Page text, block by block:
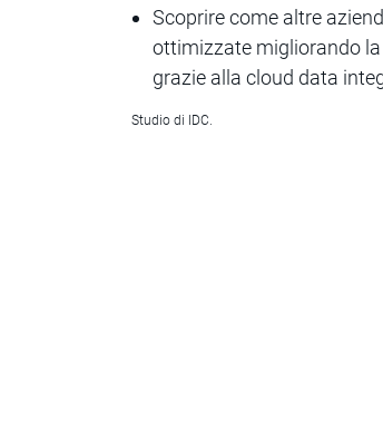
Scoprire come altre
ottimizzate migliorando
grazie alla cloud data
Studio di IDC.